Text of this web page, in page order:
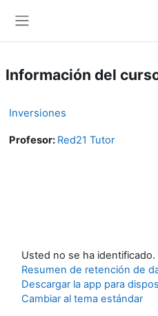
Información del
Inversiones
Profesor: Red21 Tutor
Usted no se ha identificado.
Resumen de retención de
Descargar la app para
Cambiar al tema estándar